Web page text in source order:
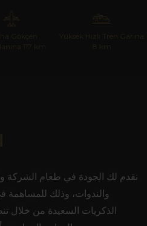
Gökçen
117 km
Yüksek Hızlı Tren Garına
8 km
نقدم لك الجودة في طعام الشركة
والندوات، وذلك للمساهمة
الذكريات السعيدة من خلال